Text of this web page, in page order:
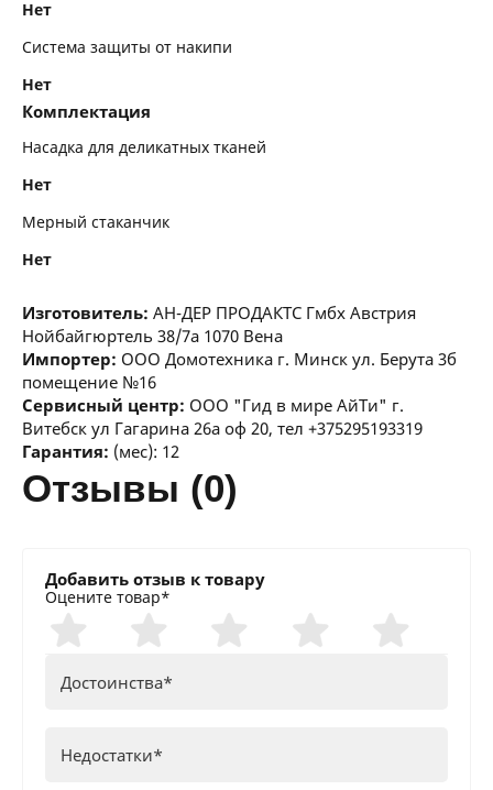
Нет
Система защиты от накипи
Нет
Комплектация
Насадка для деликатных тканей
Нет
Мерный стаканчик
Нет
Изготовитель: АН-ДЕР ПРОДАКТС Гмбх Австрия
Нойбайгюртель 38/7а 1070 Вена
Импортер: ООО Домотехника г. Минск ул. Берута 3б
помещение №16
Сервисный центр: ООО "Гид в мире АйТи" г.
Витебск ул Гагарина 26а оф 20, тел +375295193319
Гарантия: (мес): 12
отзывы (0)
Добавить отзыв к товару
Оцените товар*